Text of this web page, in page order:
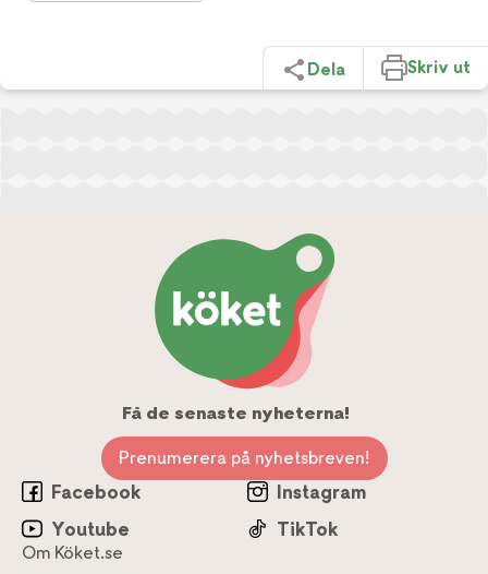
Dela Skriv ut
Få de senaste nyheterna!
Prenumerera på nyhetsbreven!
Facebook
Instagram
Youtube
TikTok
Om Köket.se